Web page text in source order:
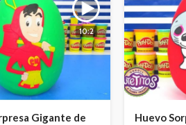
10:2
Gigante de
Huevo